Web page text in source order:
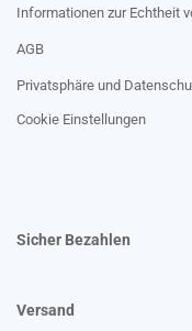
Informationen zur Echtheit
AGB
Privatsphäre und
Cookie Einstellungen
Sicher Bezahlen
Versand